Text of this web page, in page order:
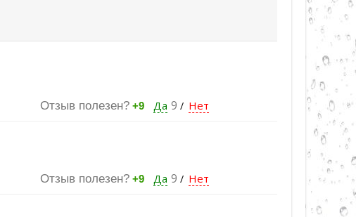
Да 9 / Нет
Отзыв полезен? +9
Да 9 / Нет
Отзыв полезен? +9